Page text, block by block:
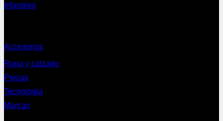
Infantiles
Accesorios
Ropa y calzado
Piezas
Tecnología
Marcas